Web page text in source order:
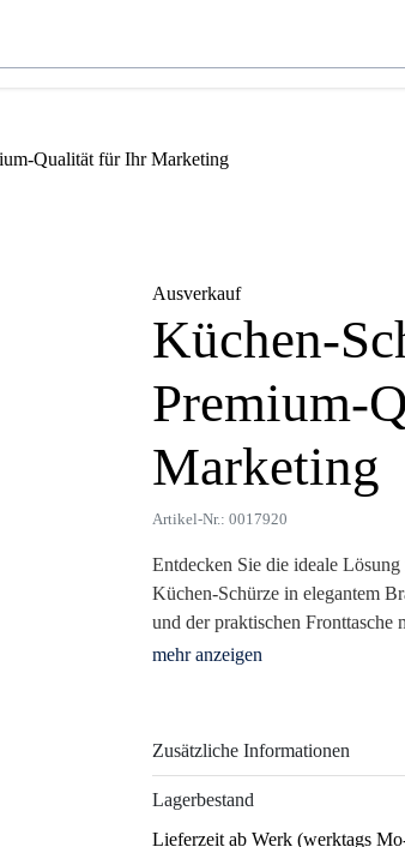
Qualität für Ihr Marketing
Ausverkauf
Küchen-
Premium-
Marketing
Artikel-Nr.: 0017920
Entdecken Sie die ideale
Küchen-Schürze in elegantem
und der praktischen
Küchaccessoire, sondern auch
Bieten Sie Ihren Kunden ein
bleibt präsent und sorgt für
verschiedenen Möglichkeiten
Zusätzliche Informationen
Lagerbestand
Lieferzeit ab Werk (werktags